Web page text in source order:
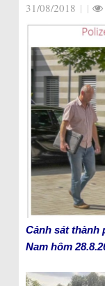
31/08/2018 | |
Cảnh sát thành
Nam hôm